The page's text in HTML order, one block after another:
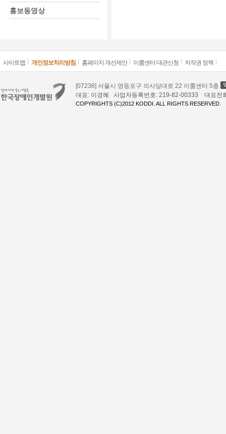
홍보동영상
사이트맵 개인정보처리방침 홈페이지 개선제안 이룸센터 대관신청 저작권 정책
[07236] 서울시 영등포구 의사당대로 22 이룸센터 5층
대표: 이경혜 사업자등록번호: 219-82-00333 대표
COPYRIGHTS (C)2012 KODDI. ALL RIGHTS RESERVED.